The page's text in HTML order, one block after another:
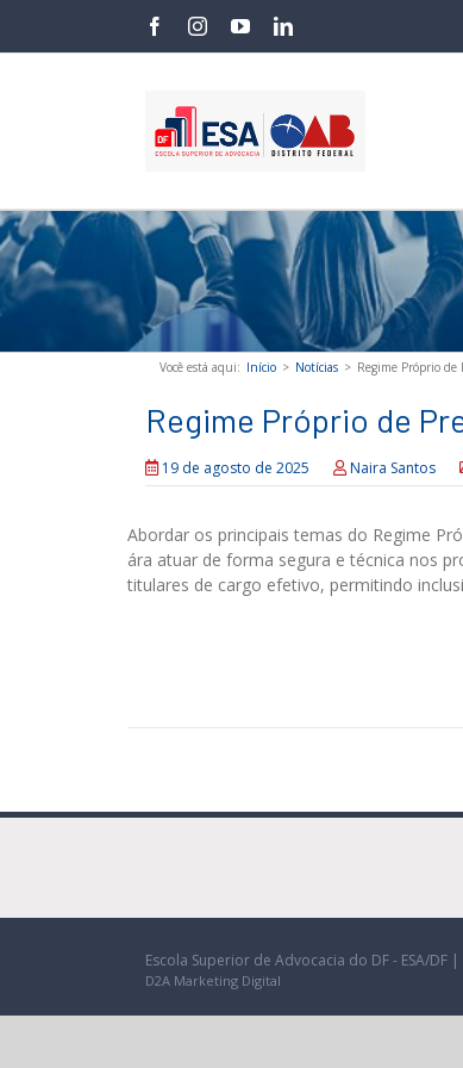
content
facebookinstagram
youtubelinkedin
Você está aqui: Início > Notícias > Regime Próprio
Regime Próprio de
19 de agosto de 2025 Naira Santos
Abordar os principais temas do Regime
ára atuar de forma segura e técnica nos
titulares de cargo efetivo, permitindo
Escola Superior de Advocacia do DF - ESA/
D2A Marketing Digital